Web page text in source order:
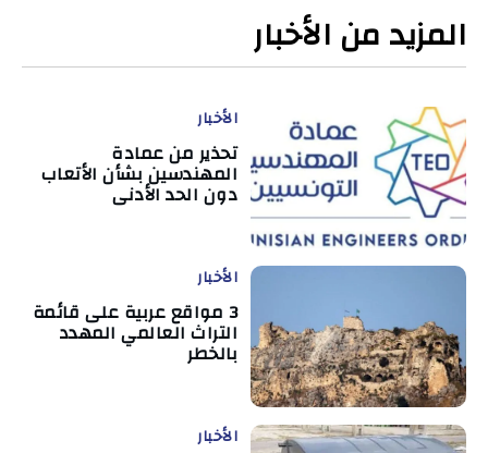
المزيد من الأخبار
الأخبار
تحذير من عمادة
المهندسين بشأن الأتعاب
دون الحد الأدنى
الأخبار
3 مواقع عربية على قائمة
التراث العالمي المهدد
بالخطر
الأخبار